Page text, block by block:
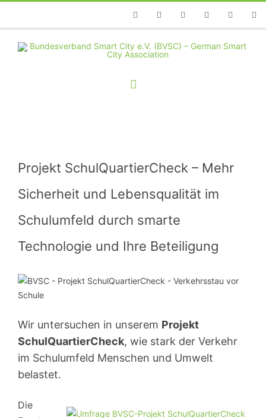
TelefonFacebookTwitterYoutubeInstagramLinkedin
Projekt SchulQuartierCheck – Mehr
Sicherheit und Lebensqualität im
Schulumfeld durch smarte
Technologie und Ihre Beteiligung
Wir untersuchen in unserem Projekt
SchulQuartierCheck, wie stark der Verkehr
im Schulumfeld Menschen und Umwelt
belastet.
Die